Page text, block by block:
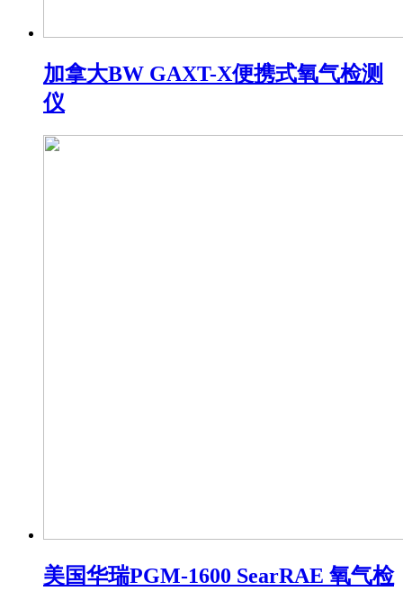
加拿大BW GAXT-X便携式氧气检测
仪
美国华瑞PGM-1600 SearRAE 氧气检